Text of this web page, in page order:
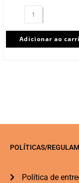
Adicionar ao
POLÍTICAS/
Política de